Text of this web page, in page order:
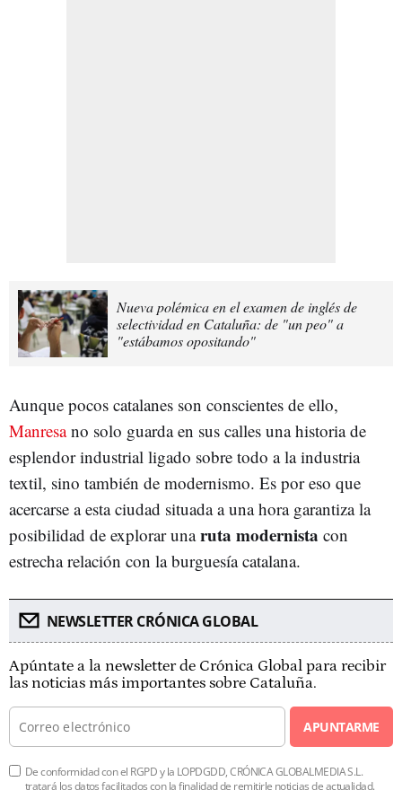
Nueva polémica en el examen de inglés de
selectividad en Cataluña: de "un peo" a
"estábamos opositando"
Aunque pocos catalanes son conscientes de ello,
Manresano solo guarda en sus calles una historia de
esplendor industrial ligado sobre todo a la industria
textil, sino también de modernismo. Es por eso que
acercarse a esta ciudad situada a una hora garantiza la
posibilidad de explorar unaruta modernista con
estrecha relación con la burguesía catalana.
NEWSLETTER CRÓNICA GLOBAL
Apúntate a la newsletter de Crónica Global para recibir
las noticias más importantes sobre Cataluña.
APUNTARME
De conformidad con el RGPD y la LOPDGDD, CRÓNICA GLOBALMEDIA S.L.
tratará los datos facilitados con la finalidad de remitirle noticias de actualidad.